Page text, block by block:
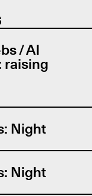
/ Al
raising
Night
Night